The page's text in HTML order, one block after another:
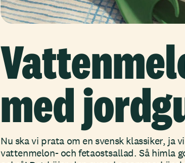
med
Nu ska vi prata om en svensk klassiker,
vattenmelon- och fetaostsallad. Så himla